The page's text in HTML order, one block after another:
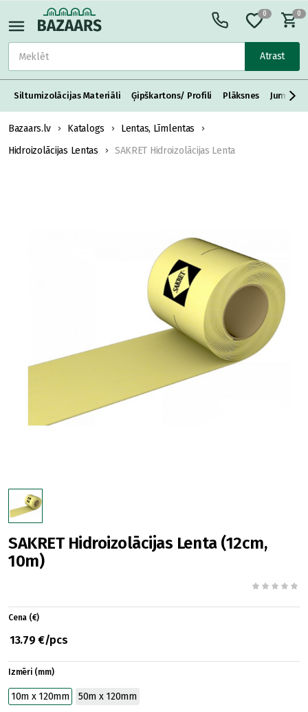
Atrast
0 0
Siltumizolācijas Materiāli Ģipškartons/ Profili Plāksnes Jumta
Bazaars.lv Katalogs
Lentas, Līmlentas
Hidroizolācijas Lentas
SAKRET Hidroizolācijas Lenta
SAKRET Hidroizolācijas Lenta (12cm,
10m)
Cena (€)
13.79 €/pcs
Izmēri (mm)
10m x 120mm 50m x 120mm